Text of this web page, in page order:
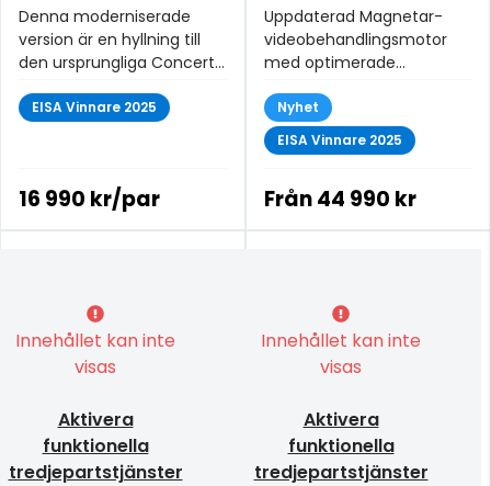
Denna moderniserade
version är en hyllning till
den ursprungliga Concerto
EISA Vinnare 2025
16 990 kr/par
Uppdaterad Magnetar-
videobehandlingsmotor
med optimerade
kontrast, ljusstyrka och
brusreducering.
Nyhet
EISA Vinnare 2025
Från44 990 kr
Innehållet kan inte
visas
Aktivera
funktionella
tredjepartstjänster
Innehållet kan inte
visas
Aktivera
funktionella
tredjepartstjänster